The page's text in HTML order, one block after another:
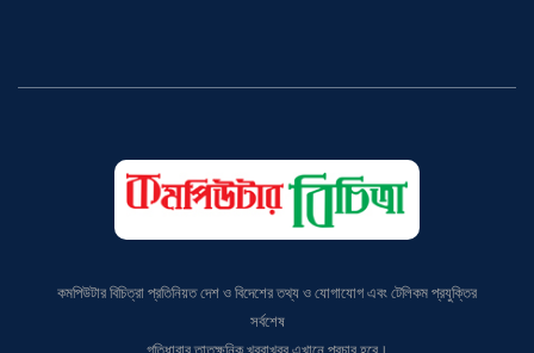
কমপিউটার বিচিত্রা প্রতিনিয়ত দেশ ও বিদেশের তথ্য ও যোগাযোগ এবং টেলিকম প্রযুক্তির
সর্বশেষ